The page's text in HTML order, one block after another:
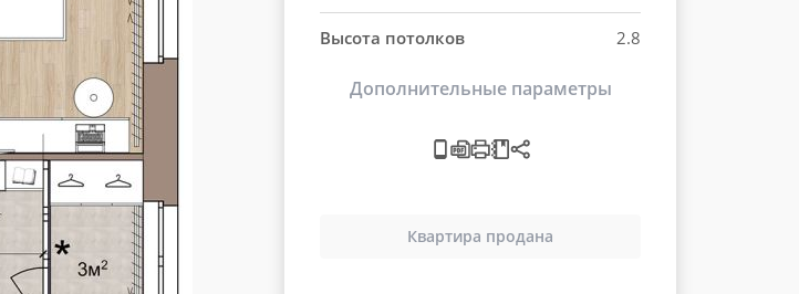
Высота потолков 2.8
Дополнительные параметры
Квартира продана